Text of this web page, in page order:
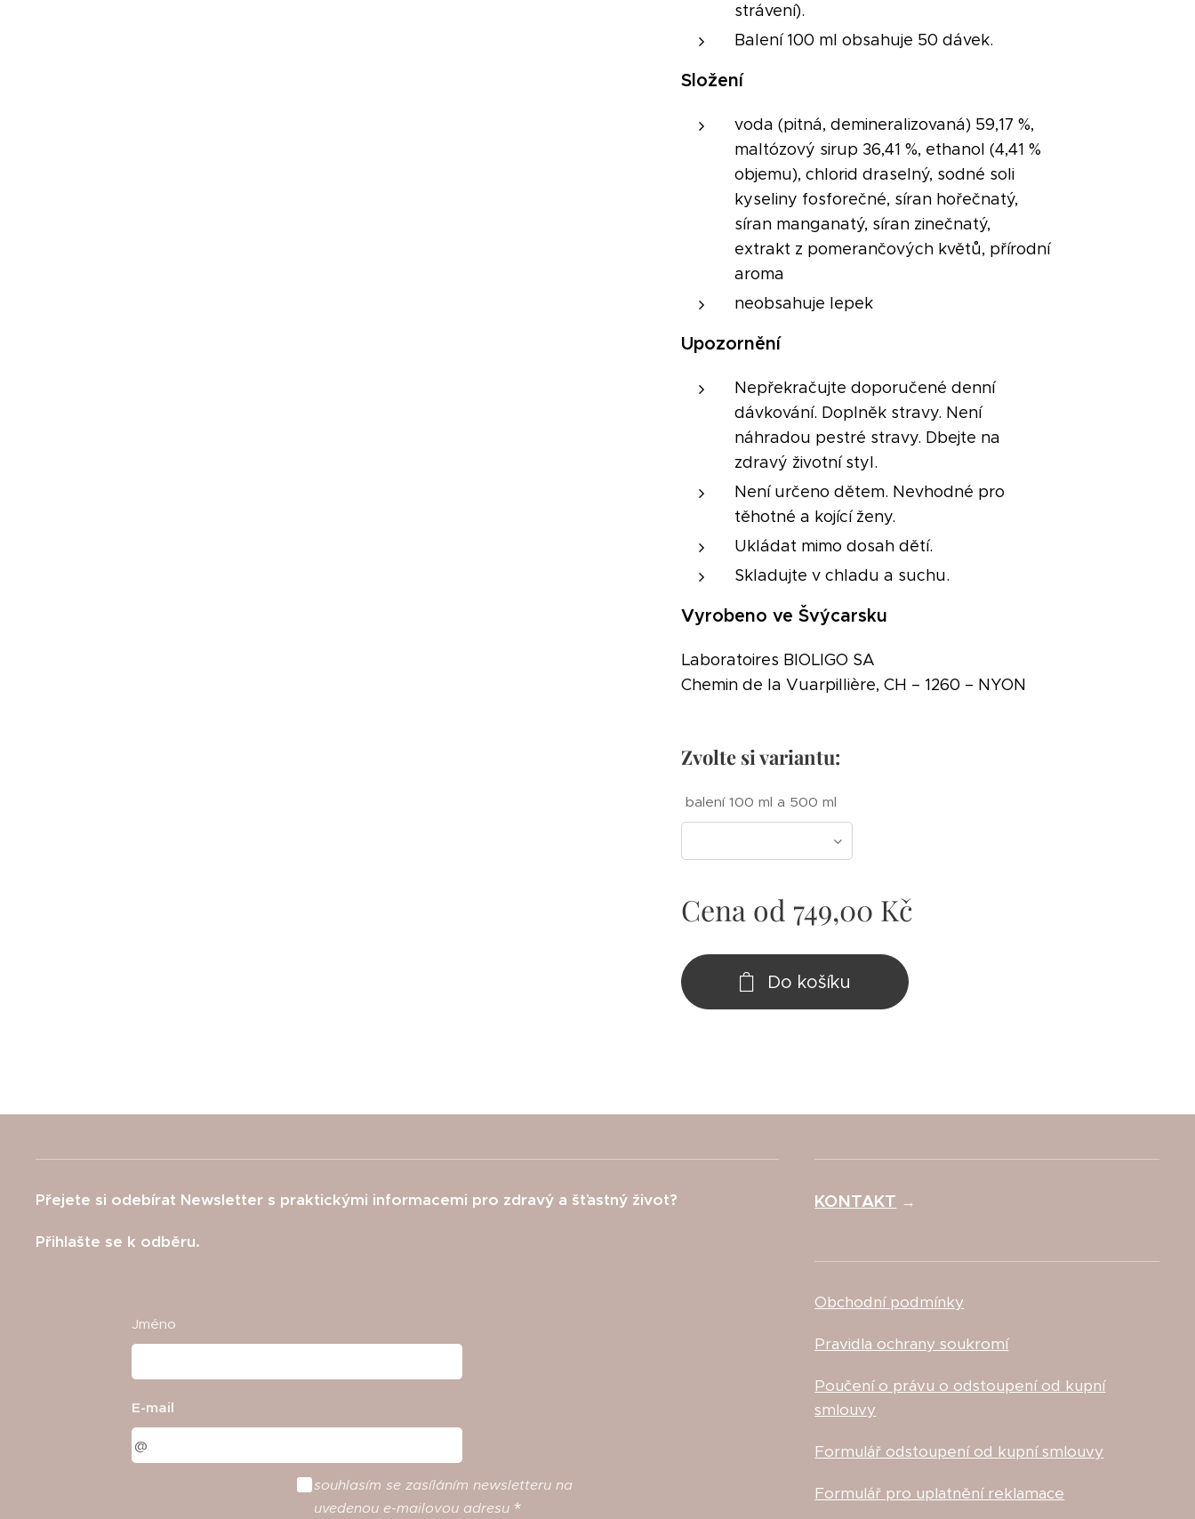
strávení).
Balení 100 ml obsahuje 50 dávek.
Složení
voda (pitná, demineralizovaná) 59,17 %,
maltózový sirup 36,41 %, ethanol (4,41 %
objemu), chlorid draselný, sodné soli
kyseliny fosforečné, síran hořečnatý,
síran manganatý, síran zinečnatý,
extrakt z pomerančových květů, přírodní
aroma
neobsahuje lepek
Upozornění
Nepřekračujte doporučené denní
dávkování. Doplněk stravy. Není
náhradou pestré stravy. Dbejte na
zdravý životní styl.
Není určeno dětem. Nevhodné pro
těhotné a kojící ženy.
Ukládat mimo dosah dětí.
Skladujte v chladu a suchu.
Vyrobeno ve Švýcarsku
Laboratoires BIOLIGO SA
Chemin de la Vuarpillière, CH – 1260 – NYON
Zvolte si variantu:
balení 100 ml a 500 ml
Cena od 749,00 Kč
Do košíku
Přejete si odebírat Newsletter s praktickými informacemi pro zdravý a šťastný život?
Přihlašte se k odběru.
Jméno
E-mail
souhlasím se zasíláním newsletteru na
uvedenou e-mailovou adresu
KONTAKT →
Obchodní podmínky
Pravidla ochrany soukromí
Poučení o právu o odstoupení od kupní
smlouvy
Formulář odstoupení od kupní smlouvy
Formulář pro uplatnění reklamace